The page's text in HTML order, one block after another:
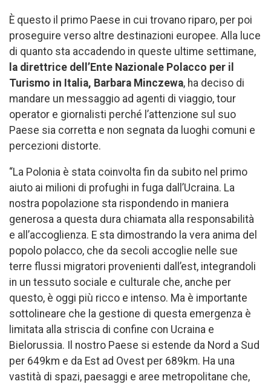
È questo il primo Paese in cui trovano riparo, per poi
proseguire verso altre destinazioni europee. Alla luce
di quanto sta accadendo in queste ultime settimane,
la direttrice dell’Ente Nazionale Polacco per il
Turismo in Italia, Barbara Minczewa, ha deciso di
mandare un messaggio ad agenti di viaggio, tour
operator e giornalisti perché l’attenzione sul suo
Paese sia corretta e non segnata da luoghi comuni e
percezioni distorte.
“La Polonia è stata coinvolta fin da subito nel primo
aiuto ai milioni di profughi in fuga dall’Ucraina. La
nostra popolazione sta rispondendo in maniera
generosa a questa dura chiamata alla responsabilità
e all’accoglienza. E sta dimostrando la vera anima del
popolo polacco, che da secoli accoglie nelle sue
terre flussi migratori provenienti dall’est, integrandoli
in un tessuto sociale e culturale che, anche per
questo, è oggi più ricco e intenso. Ma è importante
sottolineare che la gestione di questa emergenza è
limitata alla striscia di confine con Ucraina e
Bielorussia. Il nostro Paese si estende da Nord a Sud
per 649km e da Est ad Ovest per 689km. Ha una
vastità di spazi, paesaggi e aree metropolitane che,